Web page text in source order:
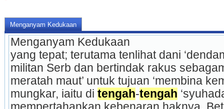
Menganyam Kedukaan
Menganyam Kedukaan
yang tepat; terutama tenlihat dani
militan Serb dan bertindak rakus
meratah maut’ untuk tujuan ‘membina
mungkar, iaitu di tengah-tengah